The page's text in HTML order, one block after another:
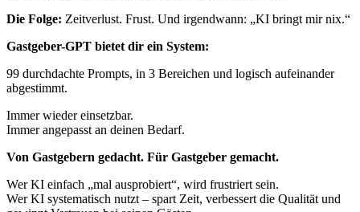
Die Folge: Zeitverlust. Frust. Und irgendwann: „KI bringt mir nix.“
Gastgeber-GPT bietet dir ein System:
99 durchdachte Prompts, in 3 Bereichen und logisch aufeinander
abgestimmt.
Immer wieder einsetzbar.
Immer angepasst an deinen Bedarf.
Von Gastgebern gedacht. Für Gastgeber gemacht.
Wer KI einfach „mal ausprobiert“, wird frustriert sein.
Wer KI systematisch nutzt – spart Zeit, verbessert die Qualität und